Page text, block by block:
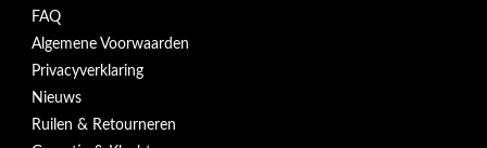
FAQ
Algemene Voorwaarden
Privacyverklaring
Nieuws
Ruilen & Retourneren